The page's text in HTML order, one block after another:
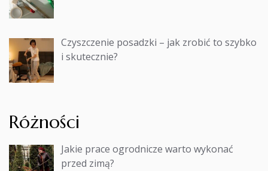
Czyszczenie posadzki – jak zrobić to szybko
i skutecznie?
Różności
Jakie prace ogrodnicze warto wykonać
przed zimą?